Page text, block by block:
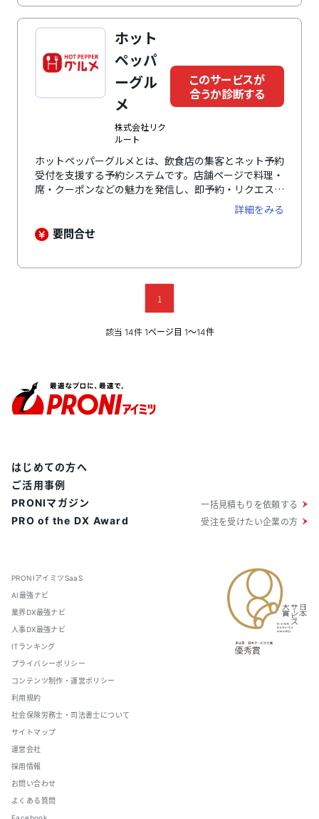
で割り振られるため、予約受付の対応に追われることな
く、予約管理の効率をグッと上げることができます。対
応業種はクリニックやサロンはもちろん、リラクゼーシ
ョン、美容院、整骨院、ジムなど、多岐にわたります。
導入時には技術スタッフの手厚いサポートがあるので、
初めての予約システム導入でも安心です。
ホット
ペッパ
ーグル
メ
株式会社リク
ルート
このサービスが
合うか診断する
ホットペッパーグルメとは、飲食店の集客とネット予約
受付を支援する予約システムです。店舗ページで料理・
席・クーポンなどの魅力を発信し、即予約・リクエスト
予約を24時間受け付けられます。エリア・ジャンルだ
けでなく個室や記念日対応などの検索軸で店舗の強みを
届けられ、写真やコース情報で来店前の期待感を高めま
詳細をみる
要問合せ
1
該当 14件 1ページ目 1〜14件
PRONIアイミツSaaS
AI最強ナビ
業界DX最強ナビ
人事DX最強ナビ
ITランキング
プライバシーポリシー
コンテンツ制作・運営ポリシー
利用規約
社会保険労務士・司法書士について
サイトマップ
運営会社
採用情報
お問い合わせ
よくある質問
はじめての方へ
ご活用事例
PRONIマガジン
PRO of the DX Award
一括見積もりを依頼する
受注を受けたい企業の方